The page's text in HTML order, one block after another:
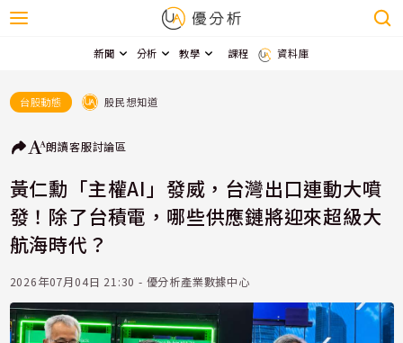
新聞 分析 教學 課程 資料庫
台股動態 股民想知道
朗讀客服討論區
黃仁勳「主權AI」發威，台灣出口連動大噴
發！除了台積電，哪些供應鏈將迎來超級大
航海時代？
2026年07月04日 21:30 - 優分析產業數據中心